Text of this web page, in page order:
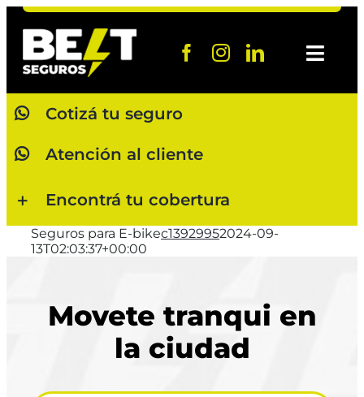
Saltar
contenido
Cotizá tu seguro
Atención al cliente
Encontrá tu cobertura
Seguros para E-bikec13929952024-09-
13T02:03:37+00:00
Movete tranqui en
la ciudad